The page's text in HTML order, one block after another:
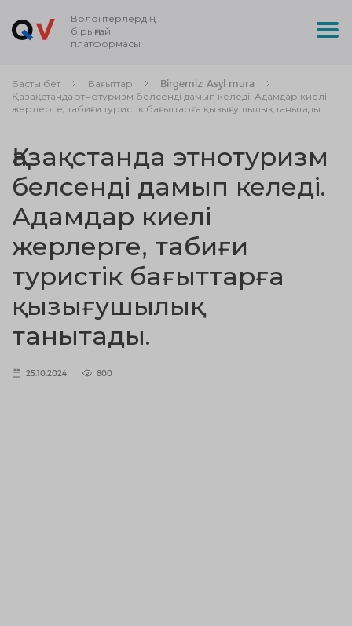
Волонтерлердің
бірыңғай
платформасы
Басты бет Бағыттар
Birgemiz: Asyl mura
Қазақстанда этнотуризм белсенді дамып келеді. Адамдар киелі
жерлерге, табиғи туристік бағыттарға қызығушылық танытады.
Қазақстанда этнотуризм
белсенді дамып келеді.
Адамдар киелі
жерлерге, табиғи
туристік бағыттарға
қызығушылық
танытады.
25.10.2024 800